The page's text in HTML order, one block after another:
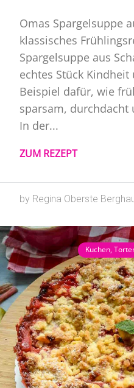
Omas Spargelsuppe
klassisches
Spargelsuppe aus
echtes Stück
Beispiel dafür, wie
sparsam, durchdacht
In der...
ZUM REZEPT
by Regina Oberste
Kuchen,